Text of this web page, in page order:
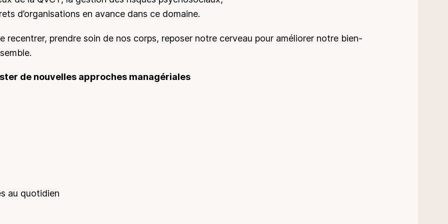
d’organisations en avance dans ce domaine.
recentrer, prendre soin de nos corps, reposer notre cerveau pour améliorer notre bien-
de nouvelles approches managériales
au quotidien